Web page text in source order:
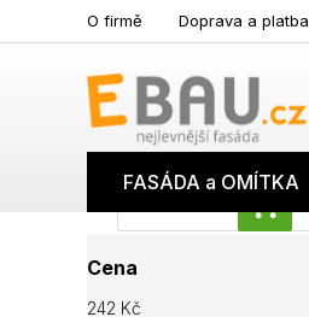
na
O firmě Doprava a platba
FASÁDA a OMÍTKA
o
s
Cena
242 Kč